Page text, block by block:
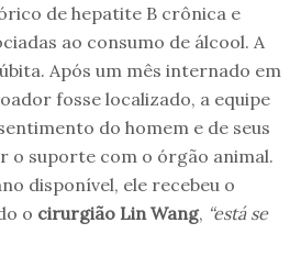
de hepatite B crônica e
ao consumo de álcool. A
Após um mês internado em
fosse localizado, a equipe
do homem e de seus
o suporte com o órgão animal.
disponível, ele recebeu o
o cirurgião Lin Wang, “está se